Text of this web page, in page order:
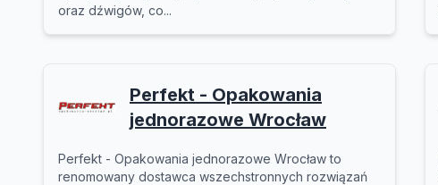
oraz dźwigów, co...
Perfekt - Opakowania
jednorazowe Wrocław
Perfekt - Opakowania jednorazowe Wrocław to
renomowany dostawca wszechstronnych rozwiązań